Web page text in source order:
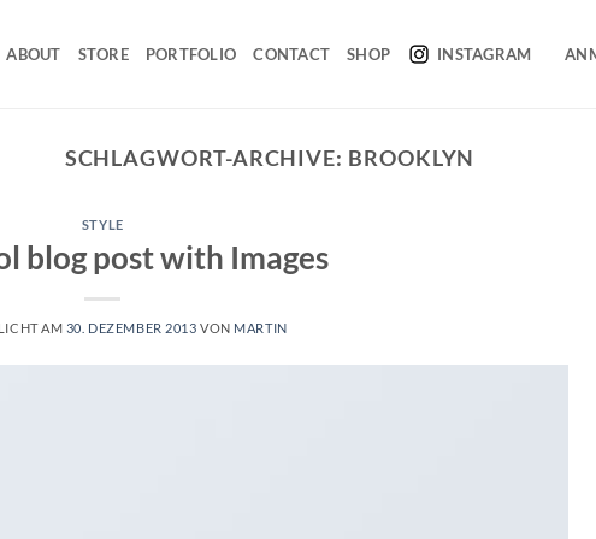
ABOUT STORE PORTFOLIO CONTACT SHOP INSTAGRAM
SCHLAGWORT-ARCHIVE: BROOKLYN
STYLE
blog post with Images
AM 30. DEZEMBER 2013 VON MARTIN